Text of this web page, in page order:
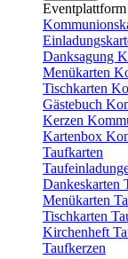
Eventplattform
Danksagung
Menükarten
Tischkarten
Gästebuch
Kerzen
Kartenbox
Taufkarten
Dankeskarten
Menükarten
Tischkarten
Kirchenheft
Taufkerzen